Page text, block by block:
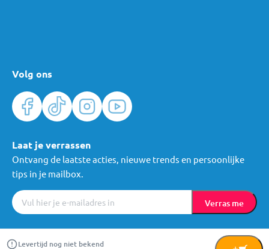
Levertijd nog niet bekend
Volg ons
Laat je verrassen
Ontvang de laatste acties, nieuwe trends en persoonlijke
tips in je mailbox.
Verras me
Algemene voorwaarden Cookies © Mama Loes & Kids B.V.